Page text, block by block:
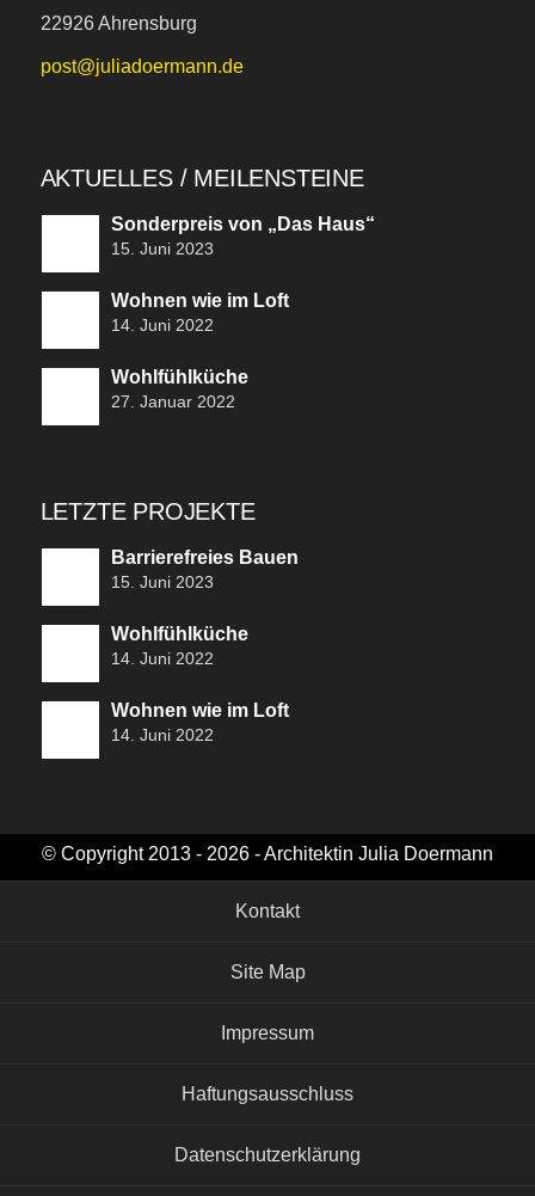
22926 Ahrensburg
post@juliadoermann.de
AKTUELLES / MEILENSTEINE
Sonderpreis von „Das Haus“
15. Juni 2023
Wohnen wie im Loft
14. Juni 2022
Wohlfühlküche
27. Januar 2022
LETZTE PROJEKTE
Barrierefreies Bauen
15. Juni 2023
Wohlfühlküche
14. Juni 2022
Wohnen wie im Loft
14. Juni 2022
© Copyright 2013 - 2026 - Architektin Julia Doermann
Kontakt
Site Map
Impressum
Haftungsausschluss
Datenschutzerklärung